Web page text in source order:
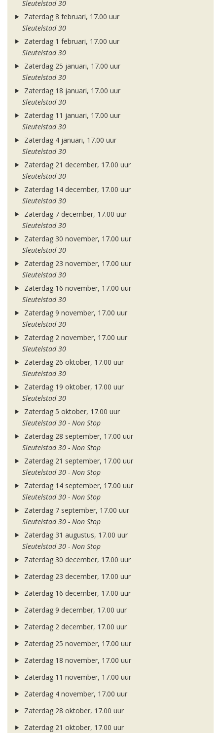
Sleutelstad 30
Zaterdag 8 februari, 17.00 uur
Sleutelstad 30
Zaterdag 1 februari, 17.00 uur
Sleutelstad 30
Zaterdag 25 januari, 17.00 uur
Sleutelstad 30
Zaterdag 18 januari, 17.00 uur
Sleutelstad 30
Zaterdag 11 januari, 17.00 uur
Sleutelstad 30
Zaterdag 4 januari, 17.00 uur
Sleutelstad 30
Zaterdag 21 december, 17.00 uur
Sleutelstad 30
Zaterdag 14 december, 17.00 uur
Sleutelstad 30
Zaterdag 7 december, 17.00 uur
Sleutelstad 30
Zaterdag 30 november, 17.00 uur
Sleutelstad 30
Zaterdag 23 november, 17.00 uur
Sleutelstad 30
Zaterdag 16 november, 17.00 uur
Sleutelstad 30
Zaterdag 9 november, 17.00 uur
Sleutelstad 30
Zaterdag 2 november, 17.00 uur
Sleutelstad 30
Zaterdag 26 oktober, 17.00 uur
Sleutelstad 30
Zaterdag 19 oktober, 17.00 uur
Sleutelstad 30
Zaterdag 5 oktober, 17.00 uur
Sleutelstad 30 - Non Stop
Zaterdag 28 september, 17.00 uur
Sleutelstad 30 - Non Stop
Zaterdag 21 september, 17.00 uur
Sleutelstad 30 - Non Stop
Zaterdag 14 september, 17.00 uur
Sleutelstad 30 - Non Stop
Zaterdag 7 september, 17.00 uur
Sleutelstad 30 - Non Stop
Zaterdag 31 augustus, 17.00 uur
Sleutelstad 30 - Non Stop
Zaterdag 30 december, 17.00 uur
Zaterdag 23 december, 17.00 uur
Zaterdag 16 december, 17.00 uur
Zaterdag 9 december, 17.00 uur
Zaterdag 2 december, 17.00 uur
Zaterdag 25 november, 17.00 uur
Zaterdag 18 november, 17.00 uur
Zaterdag 11 november, 17.00 uur
Zaterdag 4 november, 17.00 uur
Zaterdag 28 oktober, 17.00 uur
Zaterdag 21 oktober, 17.00 uur